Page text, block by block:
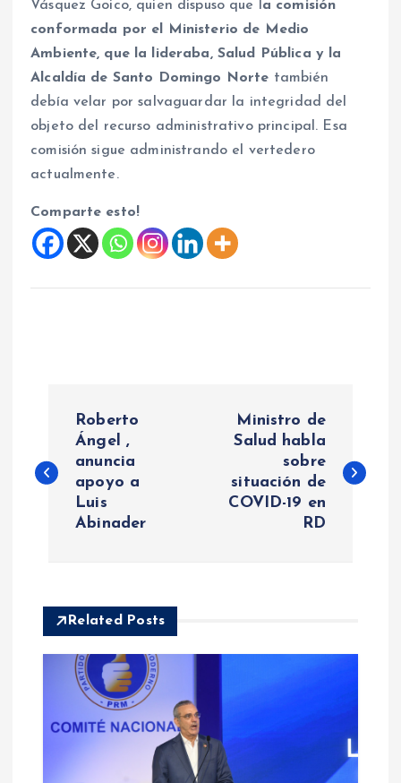
Vásquez Goico, quien dispuso que la comisión
conformada por el Ministerio de Medio
Ambiente, que la lideraba, Salud Pública y la
Alcaldía de Santo Domingo Norte también
debía velar por salvaguardar la integridad del
objeto del recurso administrativo principal. Esa
comisión sigue administrando el vertedero
actualmente.
Comparte esto!
v
Roberto
Ángel ,
anuncia
apoyo a
Luis
Abinader
Ministro de
Salud habla
sobre
situación de
COVID-19 en
RD
Related Posts